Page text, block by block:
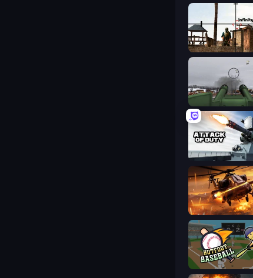
Flakmeister
Attack of Duty
Heli Military Base
Hotfoot Baseball